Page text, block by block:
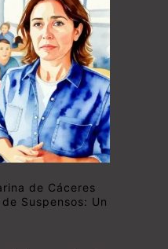
de Cáceres
Suspensos: Un